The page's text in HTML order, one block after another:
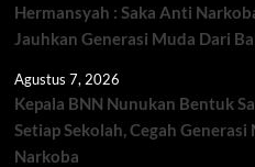
Hermansyah : Saka Anti
Jauhkan Generasi Muda Dari
Agustus 7, 2026
Kepala BNN Nunukan Bentuk
Setiap Sekolah, Cegah
Narkoba